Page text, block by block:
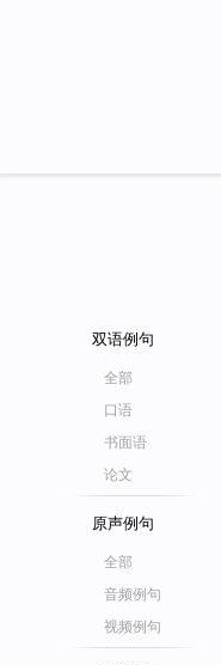
双语例句
全部
口语
书面语
论文
原声例句
全部
音频例句
视频例句